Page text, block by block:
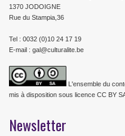
1370 JODOIGNE
Rue du Stampia,36
Tel : 0032 (0)10 24 17 19
E-mail : gal@culturalite.be
L'ensemble du
mis à disposition sous licence CC BY
Newsletter